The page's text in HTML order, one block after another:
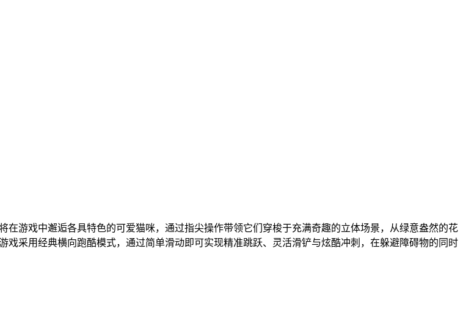
在游戏中邂逅各具特色的可爱猫咪，通过指尖操作带领它们穿梭于充满奇趣的立体场景，从绿意盎然的花
采用经典横向跑酷模式，通过简单滑动即可实现精准跳跃、灵活滑铲与炫酷冲刺，在躲避障碍物的同时